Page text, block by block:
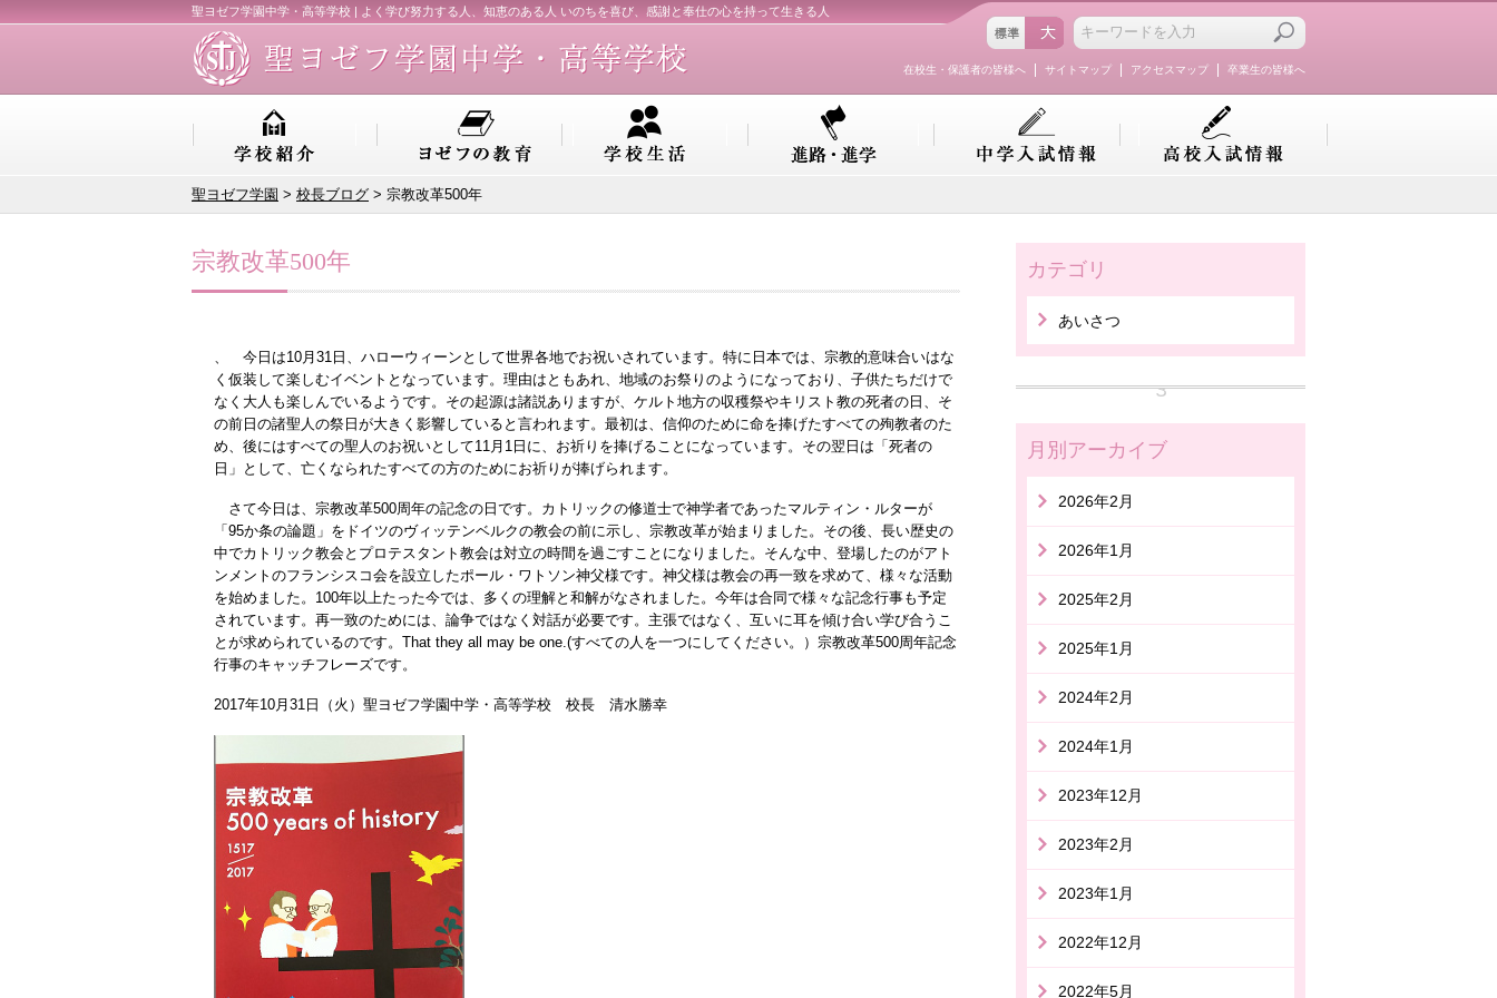
聖ヨゼフ学園中学・高等学校 | よく学び努力する人、知恵のある人 いのちを喜び、感謝と奉仕の心を持って生きる人
卒業生の皆様へ
アクセスマップ
サイトマップ
在校生・保護者の皆様へ
聖ヨゼフ学園 > 校長ブログ > 宗教改革500年
宗教改革500年
、 今日は10月31日、ハローウィーンとして世界各地でお祝いされています。特に日本では、宗教的意味合いはな
く仮装して楽しむイベントとなっています。理由はともあれ、地域のお祭りのようになっており、子供たちだけで
なく大人も楽しんでいるようです。その起源は諸説ありますが、ケルト地方の収穫祭やキリスト教の死者の日、そ
の前日の諸聖人の祭日が大きく影響していると言われます。最初は、信仰のために命を捧げたすべての殉教者のた
め、後にはすべての聖人のお祝いとして11月1日に、お祈りを捧げることになっています。その翌日は「死者の
日」として、亡くなられたすべての方のためにお祈りが捧げられます。
さて今日は、宗教改革500周年の記念の日です。カトリックの修道士で神学者であったマルティン・ルターが
「95か条の論題」をドイツのヴィッテンベルクの教会の前に示し、宗教改革が始まりました。その後、長い歴史の
中でカトリック教会とプロテスタント教会は対立の時間を過ごすことになりました。そんな中、登場したのがアト
ンメントのフランシスコ会を設立したポール・ワトソン神父様です。神父様は教会の再一致を求めて、様々な活動
を始めました。100年以上たった今では、多くの理解と和解がなされました。今年は合同で様々な記念行事も予定
されています。再一致のためには、論争ではなく対話が必要です。主張ではなく、互いに耳を傾け合い学び合うこ
とが求められているのです。That they all may be one.(すべての人を一つにしてください。）宗教改革500周年記念
行事のキャッチフレーズです。
2017年10月31日（火）聖ヨゼフ学園中学・高等学校 校長 清水勝幸
カテゴリ
あいさつ
月別アーカイブ
2026年2月
2026年1月
2025年2月
2025年1月
2024年2月
2024年1月
2023年12月
2023年2月
2023年1月
2022年12月
2022年5月